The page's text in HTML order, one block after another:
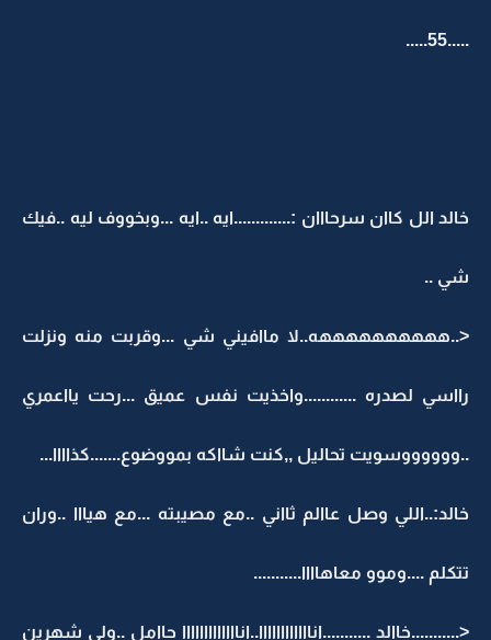
.....55.....
خالد الل كاان سرحااان :.............ايه ..ايه ...وبخووف ليه ..فيك
شي ..
<..ههههههههههه..لا ماافيني شي ...وقربت منه ونزلت
رااسي لصدره ............واخذيت نفس عميق ...رحت يااعمري
..ووووووسويت تحاليل ,,كنت شااكه بمووضوع.......كذاااا...
خالد:..اللي وصل عاالم ثااني ..مع مصيبته ...مع هيااا ..وران
تتكلم ....وموو معاهاااا...........
<...........خاالد ...........اناااااااااااا..انااااااااااااا حاامل ..ولي شهرين